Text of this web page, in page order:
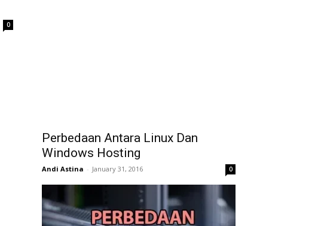
0
Perbedaan Antara Linux Dan
Windows Hosting
Andi Astina - January 31, 2016 0